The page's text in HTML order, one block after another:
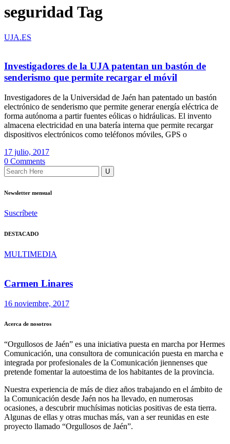
seguridad Tag
UJA.ES
Investigadores de la UJA patentan un bastón de
senderismo que permite recargar el móvil
Investigadores de la Universidad de Jaén han patentado un bastón
electrónico de senderismo que permite generar energía eléctrica de
forma autónoma a partir fuentes eólicas o hidráulicas. El invento
almacena electricidad en una batería interna que permite recargar
dispositivos electrónicos como teléfonos móviles, GPS o
17 julio, 2017
0 Comments
Newsletter mensual
Suscríbete
DESTACADO
MULTIMEDIA
Carmen Linares
16 noviembre, 2017
Acerca de nosotros
“Orgullosos de Jaén” es una iniciativa puesta en marcha por Hermes
Comunicación, una consultora de comunicación puesta en marcha e
integrada por profesionales de la Comunicación jiennenses que
pretende fomentar la autoestima de los habitantes de la provincia.
Nuestra experiencia de más de diez años trabajando en el ámbito de
la Comunicación desde Jaén nos ha llevado, en numerosas
ocasiones, a descubrir muchísimas noticias positivas de esta tierra.
Algunas de ellas y otras muchas más, van a ser reunidas en este
proyecto llamado “Orgullosos de Jaén”.